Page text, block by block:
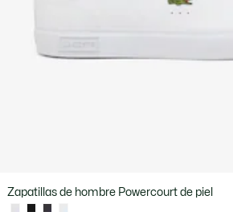
Zapatillas de hombre Powercourt de piel